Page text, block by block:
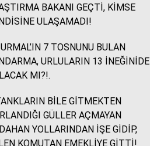
Açmak Gerekir..
Yazıcıoğlu Ümit
Rahmi Koç ve Binali
Yıldırım
Sinan KARAÇAY
CHP NE YAPMALI?
BAKANI GEÇTİ, KİMSE
ULAŞAMADI!
7 TOSNUNU BULAN
URLULARIN 13 İNEĞİNİDE
MI?!.
BİLE GİTMEKTEN
GÜLLER AÇMAYAN
YOLLARINDAN İŞE GİDİP,
KOMUTAN EMEKLİYE GİTTİ!